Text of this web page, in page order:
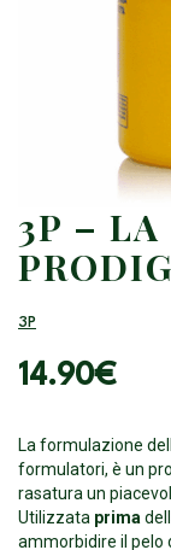
3P – LA
3P
La formulazione
formulatori, è un
rasatura un
Utilizzata prima
ammorbidire il pelo
14.90€